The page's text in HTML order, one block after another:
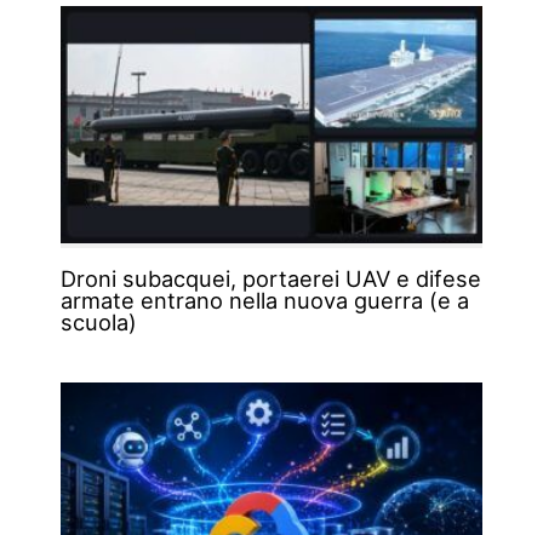
Droni subacquei, portaerei UAV e difese
armate entrano nella nuova guerra (e a
scuola)